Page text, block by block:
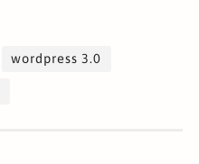
wordpress 3.0